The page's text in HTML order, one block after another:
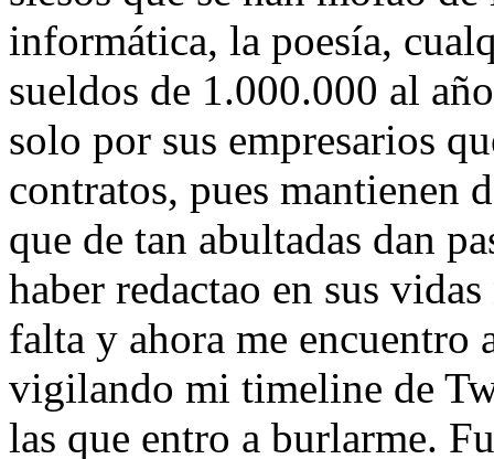
informática, la poesía,
sueldos de 1.000.000 al
solo por sus empresarios
contratos, pues mantienen
que de tan abultadas dan
haber redactao en sus
falta y ahora me encuentro
vigilando mi timeline de
las que entro a burlarme.